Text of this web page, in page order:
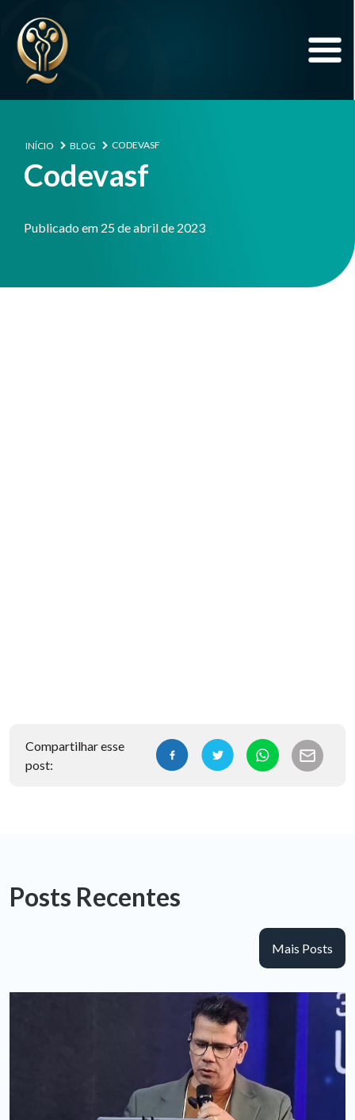
INÍCIO BLOG CODEVASF
Codevasf
Publicado em 25 de abril de 2023
Compartilhar esse
post:
Posts Recentes
Mais Posts